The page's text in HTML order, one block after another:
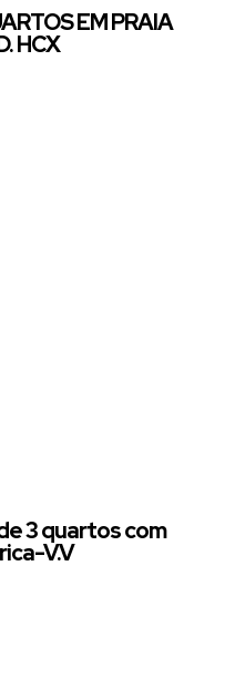
EM PRAIA
HCX
3 quartos com
V.V